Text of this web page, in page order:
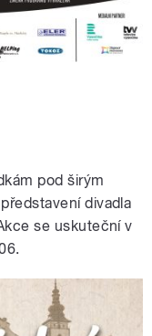
pod širým
divadla
se uskuteční v